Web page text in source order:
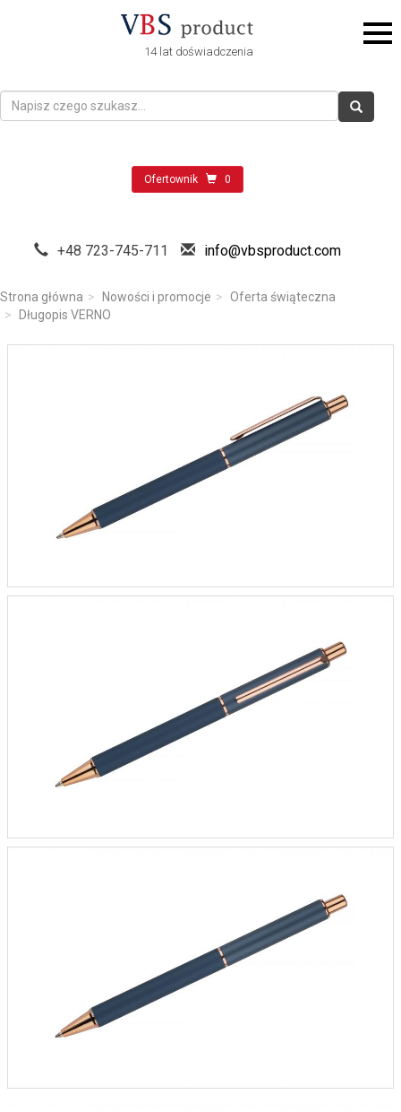
14 lat doświadczenia
Ofertownik 0
+48 723-745-711 info@vbsproduct.com
Strona główna Nowości i promocje
Oferta świąteczna
Długopis VERNO